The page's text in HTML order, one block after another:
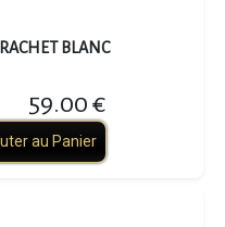
BLANC
59.00 €
au Panier